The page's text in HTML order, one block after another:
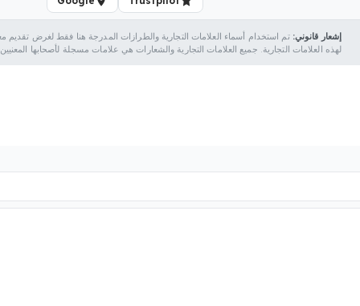
إشعار قانوني:
لهذه العلامات التجارية. جميع العلامات التجارية والشعارات هي علامات مسجلة لأصحابها المعنيين.